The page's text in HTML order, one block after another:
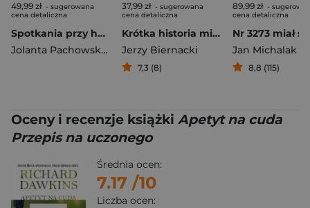
49,99 zł - sugerowana
cena detaliczna
Spotkania przy herbacie
Jolanta Pachowska-Kurzewska
37,99 zł - sugerowana
cena detaliczna
Krótka historia miłosna
Jerzy Biernacki
7,3 (8)
89,99 zł -
cena detaliczna
Jan Michalak
8,8 (115)
Oceny i recenzje książki Apetyt na cuda
Przepis na uczonego
Średnia ocen:
7.17 /10
Liczba ocen: